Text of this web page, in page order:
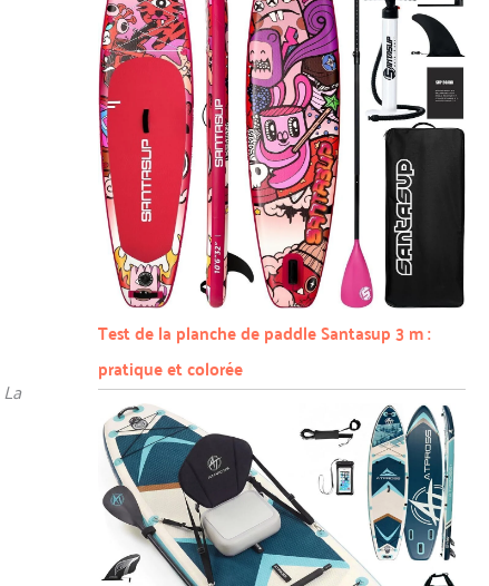
La
Test de la planche de paddle Santasup 3 m :
pratique et colorée